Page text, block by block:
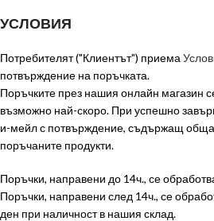
УСЛОВИЯ
Потребителят ("Клиентът") приема
потвърждение на поръчката.
Поръчките през нашия онлайн магазин
възможно най-скоро. При успешно
и-мейл с потвърждение, съдържащ
поръчаните продукти.
Поръчки, направени до 14ч., се
Поръчки, направени след 14ч., се
ден при наличност в нашия склад.